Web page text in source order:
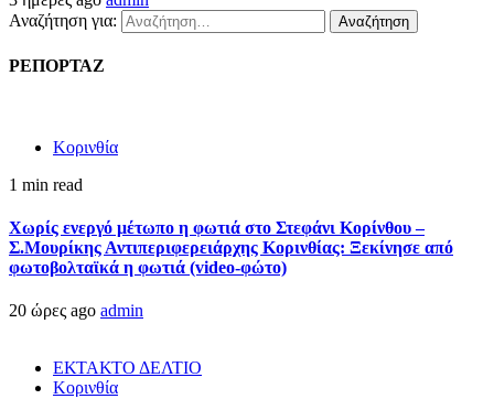
Αναζήτηση για:
ΡΕΠΟΡΤΑΖ
Κορινθία
1 min read
Χωρίς ενεργό μέτωπο η φωτιά στο Στεφάνι Κορίνθου –
Σ.Μουρίκης Αντιπεριφερειάρχης Κορινθίας: Ξεκίνησε από
φωτοβολταϊκά η φωτιά (video-φώτο)
20 ώρες ago admin
ΕΚΤΑΚΤΟ ΔΕΛΤΙΟ
Κορινθία